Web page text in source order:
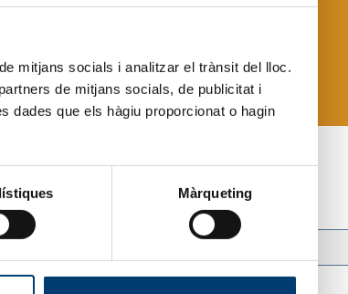
mitjans socials i analitzar el trànsit del lloc.
de mitjans socials, de publicitat i
dades que els hàgiu proporcionat o hagin
Màrqueting
* Telèfon